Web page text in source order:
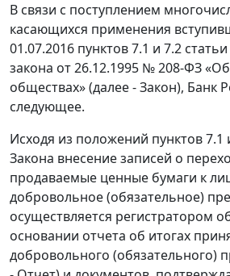
В связи с поступлением
касающихся применения
01.07.2016 пунктов 7.1 и 7.2
закона от 26.12.1995 № 208-ФЗ
обществах» (далее - Закон), Банк
следующее.
Исходя из положений пунктов 7.1
Закона внесение записей о
продаваемые ценные бумаги к
добровольное (обязательное)
осуществляется регистратором
основании отчета об итогах
добровольного (обязательного)